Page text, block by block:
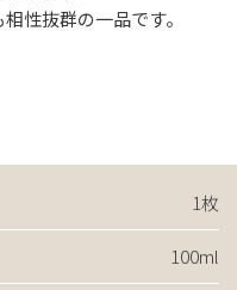
性抜群の一品です。
1枚
100ml